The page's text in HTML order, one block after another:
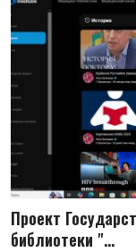
Проект
библиотеки "...